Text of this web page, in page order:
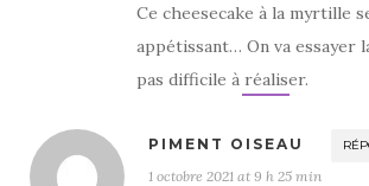
Ce cheesecake à la myrtille
appétissant… On va essayer
pas difficile à réaliser.
PIMENT OISEAU
1 octobre 2021 at 9 h 25 min